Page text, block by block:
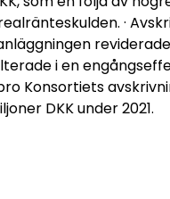
·
i en
Konsortiets
DKK under 2021.